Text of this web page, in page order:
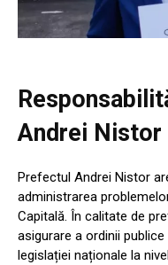
Andrei Nistor
Prefectul Andrei Nistor
administrarea
Capitală. În calitate de
asigurare a ordinii
legislației naționale la